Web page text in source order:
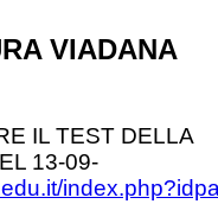
VIADANA
IL TEST DELLA
13-09-